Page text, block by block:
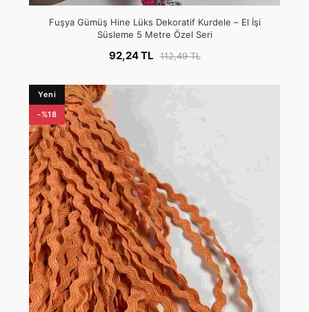
Fuşya Gümüş Hine Lüks Dekoratif Kurdele – El İşi
Süsleme 5 Metre Özel Seri
92,24 TL 112,49 TL
Yeni
-%18